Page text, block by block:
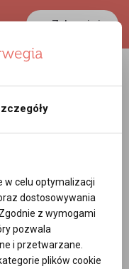
Zaloguj się
0.386 PLN
w celu optymalizacji
dostosowywania
z wymogami
pozwala
i przetwarzane.
plików cookie